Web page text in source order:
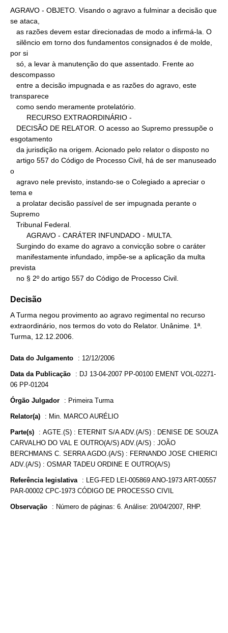
AGRAVO - OBJETO. Visando o agravo a fulminar a decisão que
se ataca,
por si
descompasso
transparece
esgotamento
o
tema e
Supremo
prevista
   no § 2º do artigo 557 do Código de Processo Civil.
Decisão
A Turma negou provimento ao agravo regimental no recurso
extraordinário, nos termos do voto do Relator. Unânime. 1ª.
Turma, 12.12.2006.
Data do Julgamento : 12/12/2006
Data da Publicação : DJ 13-04-2007 PP-00100 EMENT VOL-02271-
06 PP-01204
Órgão Julgador : Primeira Turma
Relator(a) : Min. MARCO AURÉLIO
Parte(s) : AGTE.(S) : ETERNIT S/A ADV.(A/S) : DENISE DE SOUZA
CARVALHO DO VAL E OUTRO(A/S) ADV.(A/S) : JOÃO
BERCHMANS C. SERRA AGDO.(A/S) : FERNANDO JOSE CHIERICI
ADV.(A/S) : OSMAR TADEU ORDINE E OUTRO(A/S)
Referência legislativa : LEG-FED LEI-005869 ANO-1973 ART-00557
PAR-00002 CPC-1973 CÓDIGO DE PROCESSO CIVIL
Observação : Número de páginas: 6. Análise: 20/04/2007, RHP.